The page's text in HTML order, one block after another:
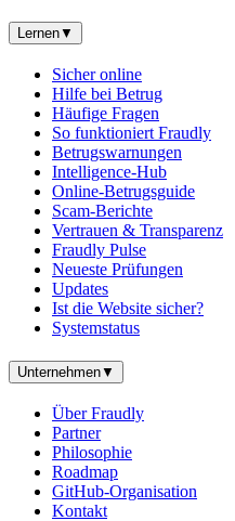
Lernen▼
Sicher online
Hilfe bei Betrug
Häufige Fragen
So funktioniert Fraudly
Betrugswarnungen
Intelligence-Hub
Online-Betrugsguide
Scam-Berichte
Vertrauen & Transparenz
Fraudly Pulse
Neueste Prüfungen
Updates
Ist die Website sicher?
Systemstatus
Unternehmen▼
Über Fraudly
Partner
Philosophie
Roadmap
GitHub-Organisation
Kontakt